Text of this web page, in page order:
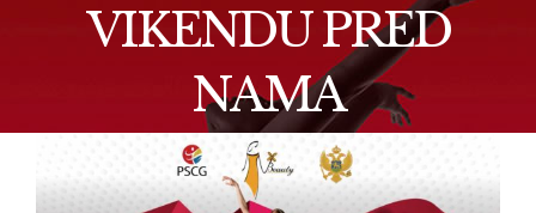
VIKENDU PRED
NAMA
Larger